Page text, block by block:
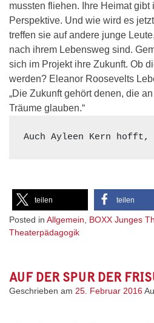
mussten fliehen. Ihre Heimat
Perspektive. Und wie wird es
treffen sie auf andere junge
nach ihrem Lebensweg sind.
sich im Projekt ihre Zukunft. Ob
werden? Eleanor Roosevelts
„Die Zukunft gehört denen, die
Träume glauben.“
teilen teilen
Posted in Allgemein, BOXX Junges
Theaterpädagogik
AUF DER SPUR DER
Geschrieben am 25. Februar 2016